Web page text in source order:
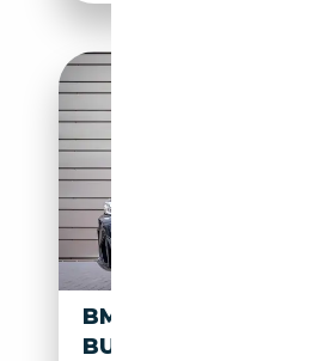
BMW X3 XDRIVE30E
BUSINESS EDITION